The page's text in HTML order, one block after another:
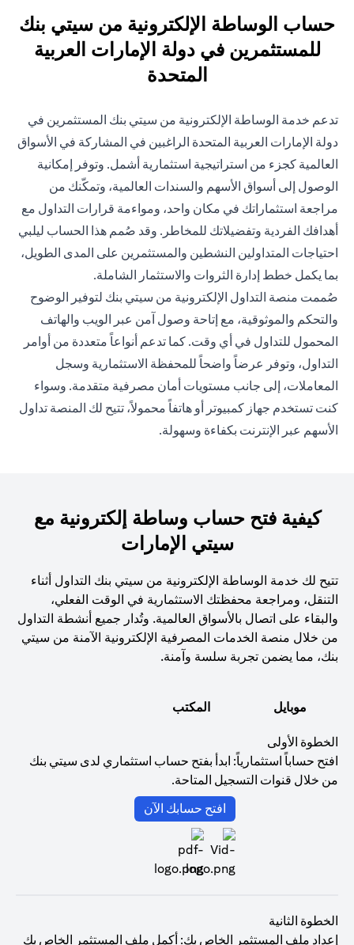
حساب الوساطة الإلكترونية من سيتي بنك
للمستثمرين في دولة الإمارات العربية
المتحدة
تدعم خدمة الوساطة الإلكترونية من سيتي بنك المستثمرين في
دولة الإمارات العربية المتحدة الراغبين في المشاركة في الأسواق
العالمية كجزء من استراتيجية استثمارية أشمل. وتوفر إمكانية
الوصول إلى أسواق الأسهم والسندات العالمية، وتمكّنك من
مراجعة استثماراتك في مكان واحد، ومواءمة قرارات التداول مع
أهدافك الفردية وتفضيلاتك للمخاطر. وقد صُمم هذا الحساب ليلبي
احتياجات المتداولين النشطين والمستثمرين على المدى الطويل،
بما يكمل خطط إدارة الثروات والاستثمار الشاملة.
صُممت منصة التداول الإلكترونية من سيتي بنك لتوفير الوضوح
والتحكم والموثوقية، مع إتاحة وصول آمن عبر الويب والهاتف
المحمول للتداول في أي وقت. كما تدعم أنواعاً متعددة من أوامر
التداول، وتوفر عرضاً واضحاً للمحفظة الاستثمارية وسجل
المعاملات، إلى جانب مستويات أمان مصرفية متقدمة. وسواء
كنت تستخدم جهاز كمبيوتر أو هاتفاً محمولاً، تتيح لك المنصة تداول
الأسهم عبر الإنترنت بكفاءة وسهولة.
كيفية فتح حساب وساطة إلكترونية مع
سيتي الإمارات
تتيح لك خدمة الوساطة الإلكترونية من سيتي بنك التداول أثناء
التنقل، ومراجعة محفظتك الاستثمارية في الوقت الفعلي،
والبقاء على اتصال بالأسواق العالمية. وتُدار جميع أنشطة التداول
من خلال منصة الخدمات المصرفية الإلكترونية الآمنة من سيتي
بنك، مما يضمن تجربة سلسة وآمنة.
موبايل المكتب
الخطوة الأولى
افتح حساباً استثمارياً: ابدأ بفتح حساب استثماري لدى سيتي بنك
من خلال قنوات التسجيل المتاحة.
افتح حسابك الآن
الخطوة الثانية
إعداد ملف المستثمر الخاص بك: أكمل ملف المستثمر الخاص بك